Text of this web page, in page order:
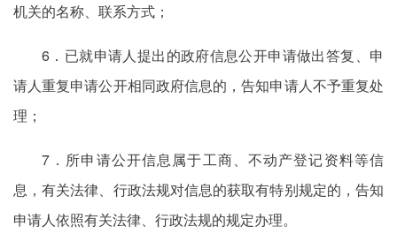
机关的名称、联系方式；
6．已就申请人提出的政府信息公开申请做出答复、申
请人重复申请公开相同政府信息的，告知申请人不予重复处
理；
7．所申请公开信息属于工商、不动产登记资料等信
息，有关法律、行政法规对信息的获取有特别规定的，告知
申请人依照有关法律、行政法规的规定办理。